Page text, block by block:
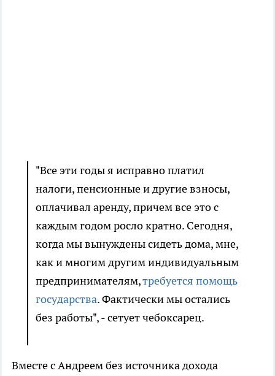
"Все эти годы я исправно платил
налоги, пенсионные и другие взносы,
оплачивал аренду, причем все это с
каждым годом росло кратно. Сегодня,
когда мы вынуждены сидеть дома, мне,
как и многим другим индивидуальным
предпринимателям,требуется помощь
государства. Фактически мы остались
без работы", - сетует чебоксарец.
Вместе с Андреем без источника дохода